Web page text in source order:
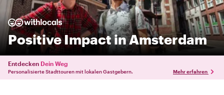
Positive Impact in Amsterdam
Entdecken Dein Weg
Personalisierte Stadttouren mit lokalen Gastgebern. Mehr erfahren